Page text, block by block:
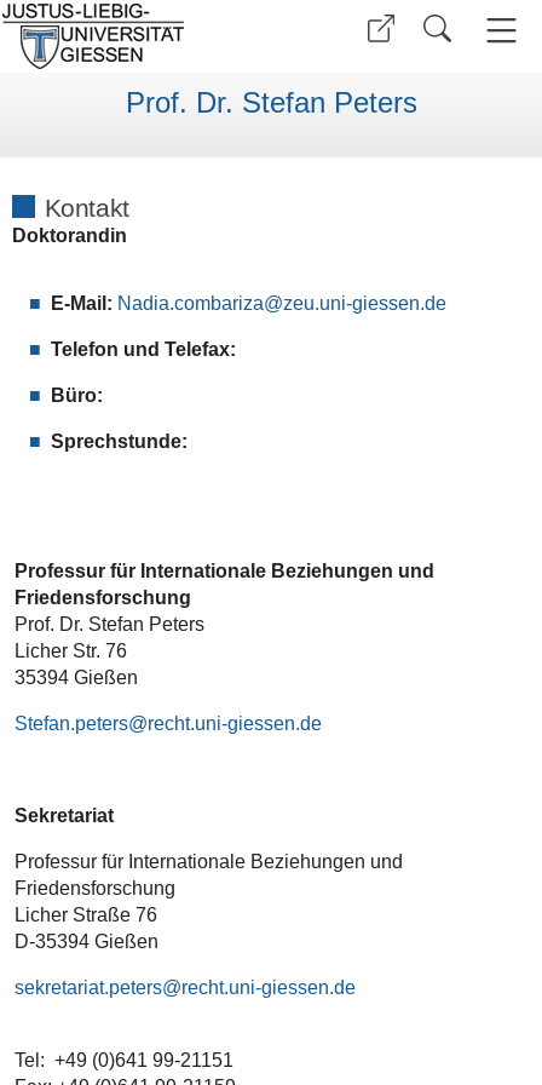
Prof. Dr. Stefan Peters
Kontakt
Doktorandin
E-Mail: Nadia.combariza@zeu.uni-giessen.de
Telefon und Telefax:
Büro:
Sprechstunde:
Professur für Internationale Beziehungen und
Friedensforschung
Prof. Dr. Stefan Peters
Licher Str. 76
35394 Gießen
Stefan.peters
Sekretariat
Professur für Internationale Beziehungen und
Friedensforschung
Licher Straße 76
D-35394 Gießen
sekretariat.peters
Tel: +49 (0)641 99-21151